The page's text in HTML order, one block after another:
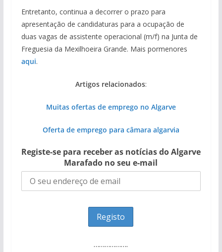
Entretanto, continua a decorrer o prazo para
apresentação de candidaturas para a ocupação de
duas vagas de assistente operacional (m/f) na Junta de
Freguesia da Mexilhoeira Grande. Mais pormenores
aqui.
Artigos relacionados:
Muitas ofertas de emprego no Algarve
Oferta de emprego para câmara algarvia
Registe-se para receber as notícias do Algarve
Marafado no seu e-mail
……………….